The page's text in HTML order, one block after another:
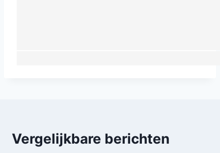
Vergelijkbare berichten